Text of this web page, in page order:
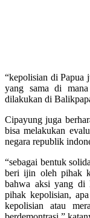
“kepolisian di Papua
yang sama di mana
dilakukan di
Cipayung juga
bisa melakukan
negara republik
“sebagai bentuk
beri ijin oleh pihak
bahwa aksi yang di
pihak kepolisian,
kepolisian atau